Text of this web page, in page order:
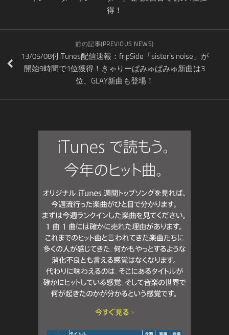
得！
前の記事(PREVIOUS NEWS)
13/05/08付iTunes配信速報：fripSide「sister’s noise」が
開始9時間で1位獲得！きゃりーぱみゅぱみゅ新曲は3
位、GLAY新曲も登場！